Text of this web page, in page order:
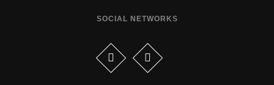
SOCIAL NETWORKS